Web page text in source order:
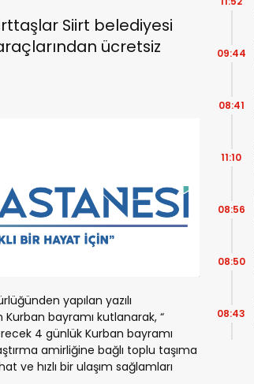
Siirt belediyesi
ücretsiz
yapılan yazılı
bayramı kutlanarak, “
4 günlük Kurban bayramı
amirliğine bağlı toplu taşıma
ve hızlı bir ulaşım sağlamları
09:44
08:41
11:10
08:56
08:50
08:43